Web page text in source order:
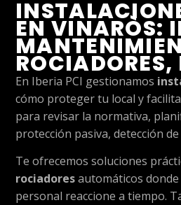
EN VINARÒS:
En Iberia PCI gestionamos
cómo proteger tu local y
para revisar la normativa,
protección pasiva, detección
Te ofrecemos soluciones
rociadoresautomáticos
personal reaccione a tiempo.